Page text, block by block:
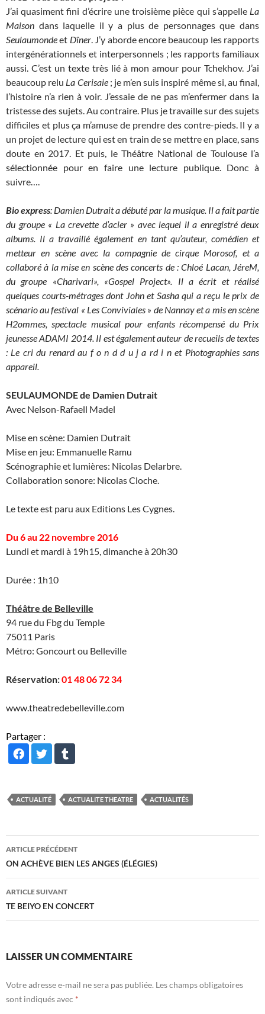
J’ai quasiment fini d’écrire une troisième pièce qui s’appelle La
Maison dans laquelle il y a plus de personnages que dans
Seulaumondeet Dîner. J’y aborde encore beaucoup les rapports
intergénérationnels et interpersonnels ; les rapports familiaux
aussi. C’est un texte très lié à mon amour pour Tchekhov. J’ai
beaucoup relu La Cerisaie; je m’en suis inspiré même si, au final,
l’histoire n’a rien à voir. J’essaie de ne pas m’enfermer dans la
tristesse des sujets. Au contraire. Plus je travaille sur des sujets
difficiles et plus ça m’amuse de prendre des contre-pieds. Il y a
un projet de lecture qui est en train de se mettre en place, sans
doute en 2017. Et puis, le Théâtre National de Toulouse l’a
sélectionnée pour en faire une lecture publique. Donc à
suivre….
Bio express: Damien Dutrait a débuté par la musique. Il a fait partie
du groupe « La crevette d’acier » avec lequel il a enregistré deux
albums. Il a travaillé également en tant qu’auteur, comédien et
metteur en scène avec la compagnie de cirque Morosof, et a
collaboré à la mise en scène des concerts de : Chloé Lacan, JéreM,
du groupe «Charivari», «Gospel Project». Il a écrit et réalisé
quelques courts-métrages dont John et Sasha qui a reçu le prix de
scénario au festival « Les Conviviales » de Nannay et a mis en scène
H2ommes, spectacle musical pour enfants récompensé du Prix
jeunesse ADAMI 2014. Il est également auteur de recueils de textes
: Le cri du renard au f o n d d u j a rd i n et Photographies sans
appareil.
SEULAUMONDE de Damien Dutrait
Avec Nelson-Rafaell Madel
Mise en scène: Damien Dutrait
Mise en jeu: Emmanuelle Ramu
Scénographie et lumières: Nicolas Delarbre.
Collaboration sonore: Nicolas Cloche.
Le texte est paru aux Editions Les Cygnes.
Du 6 au 22 novembre 2016
Lundi et mardi à 19h15, dimanche à 20h30
Durée : 1h10
Théâtre de Belleville
94 rue du Fbg du Temple
75011 Paris
Métro: Goncourt ou Belleville
Réservation:01 48 06 72 34
www.theatredebelleville.com
Partager :
ACTUALITÉ ACTUALITE THEATRE ACTUALITÉS
Navigation
des
articles
ARTICLE PRÉCÉDENT
ON ACHÈVE BIEN LES ANGES (ÉLÉGIES)
ARTICLE SUIVANT
TE BEIYO EN CONCERT
LAISSER UN COMMENTAIRE
Votre adresse e-mail ne sera pas publiée. Les champs obligatoires
sont indiqués avec *